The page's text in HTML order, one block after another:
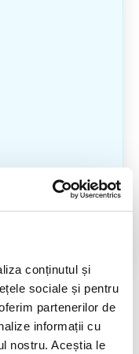
conținutul și
sociale și pentru
partenerilor de
informații cu
nostru. Aceștia le